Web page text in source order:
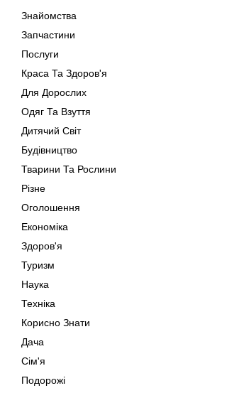
Знайомства
Запчастини
Послуги
Краса Та Здоров'я
Для Дорослих
Одяг Та Взуття
Дитячий Світ
Будівництво
Тварини Та Рослини
Різне
Оголошення
Економіка
Здоров'я
Туризм
Наука
Техніка
Корисно Знати
Дача
Сім'я
Подорожі